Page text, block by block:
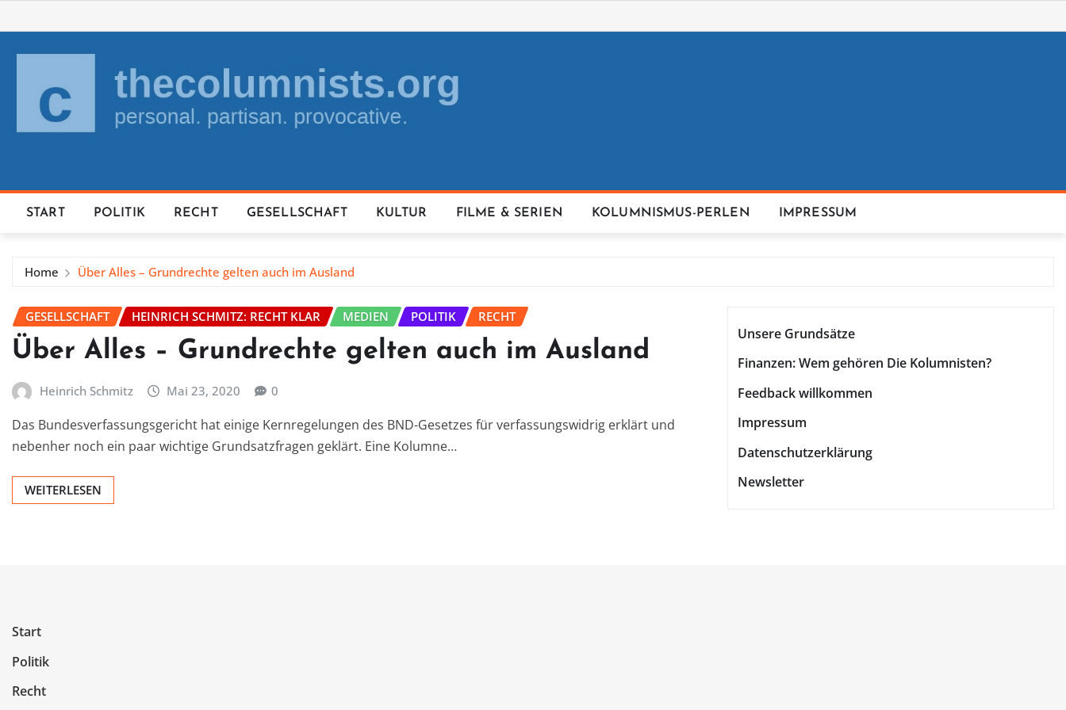
to
content
START POLITIK RECHT GESELLSCHAFT KULTUR FILME & SERIEN KOLUMNISMUS-PERLEN IMPRESSUM
Home Über Alles – Grundrechte gelten auch im Ausland
GESELLSCHAFT HEINRICH SCHMITZ: RECHT KLAR MEDIEN POLITIK RECHT
Über Alles – Grundrechte gelten auch im Ausland
Heinrich Schmitz Mai 23, 2020 0
Das Bundesverfassungsgericht hat einige Kernregelungen des BND-Gesetzes für verfassungswidrig erklärt und
nebenher noch ein paar wichtige Grundsatzfragen geklärt. Eine Kolumne…
WEITERLESEN
Unsere Grundsätze
Finanzen: Wem gehören Die Kolumnisten?
Feedback willkommen
Impressum
Datenschutzerklärung
Newsletter
Start
Politik
Recht